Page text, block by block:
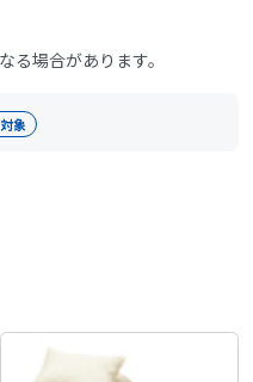
場合があります。
象